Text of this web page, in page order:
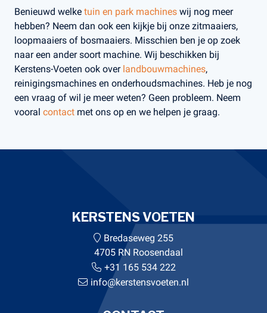
Benieuwd welke tuin en park machines wij nog meer
hebben? Neem dan ook een kijkje bij onze zitmaaiers,
loopmaaiers of bosmaaiers. Misschien ben je op zoek
naar een ander soort machine. Wij beschikken bij
Kerstens-Voeten ook over landbouwmachines,
reinigingsmachines en onderhoudsmachines. Heb je nog
een vraag of wil je meer weten? Geen probleem. Neem
vooral contact met ons op en we helpen je graag.
KERSTENS VOETEN
Bredaseweg 255
4705 RN Roosendaal
+31 165 534 222
info@kerstensvoeten.nl